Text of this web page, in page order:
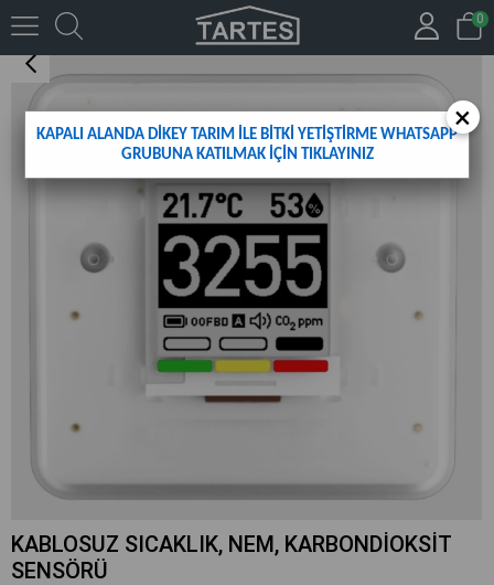
0
KABLOSUZ SICAKLIK, NEM, KARBONDİOKSİT SENSÖRÜ
KABLOSUZ SICAKLIK, NEM, KARBONDİOKSİT
SENSÖRÜ
×
KAPALI ALANDA DİKEY TARIM İLE BİTKİ YETİŞTİRME WHATSAPP
GRUBUNA KATILMAK İÇİN TIKLAYINIZ